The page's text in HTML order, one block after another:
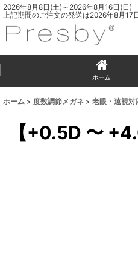
2026年8月8日(土)～2026年8月16日(日)
上記期間のご注文の発送は2026年8月17
ホーム
ホーム > 度数調節メガネ > 老眼・遠視対
【+0.5D 〜